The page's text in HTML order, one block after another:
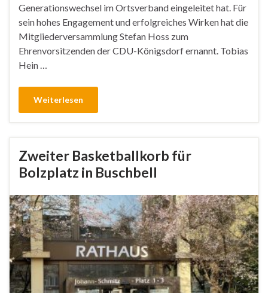
Generationswechsel im Ortsverband eingeleitet hat. Für
sein hohes Engagement und erfolgreiches Wirken hat die
Mitgliederversammlung Stefan Hoss zum
Ehrenvorsitzenden der CDU-Königsdorf ernannt. Tobias
Hein …
Weiterlesen
Zweiter Basketballkorb für
Bolzplatz in Buschbell